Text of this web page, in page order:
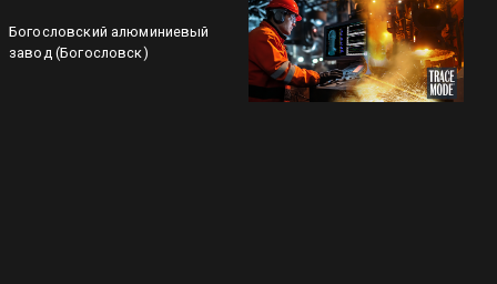
Богословский алюминиевый
завод (Богословск)